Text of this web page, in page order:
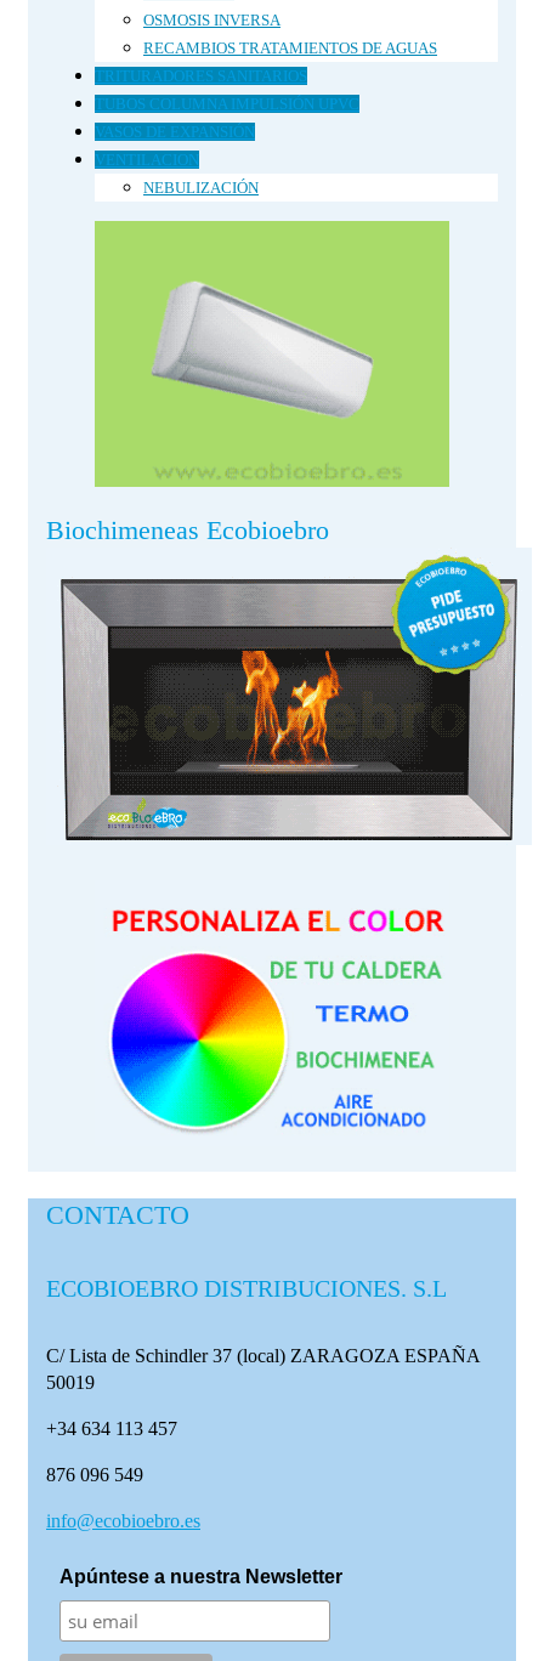
OSMOSIS INVERSA
RECAMBIOS TRATAMIENTOS DE AGUAS
TRITURADORES SANITARIOS
TUBOS COLUMNA IMPULSIÓN UPVC
VASOS DE EXPANSIÓN
VENTILACION
NEBULIZACIÓN
Biochimeneas Ecobioebro
CONTACTO
ECOBIOEBRO DISTRIBUCIONES. S.L
C/ Lista de Schindler 37 (local) ZARAGOZA ESPAÑA
50019
+34 634 113 457
876 096 549
info@ecobioebro.es
Apúntese a nuestra Newsletter